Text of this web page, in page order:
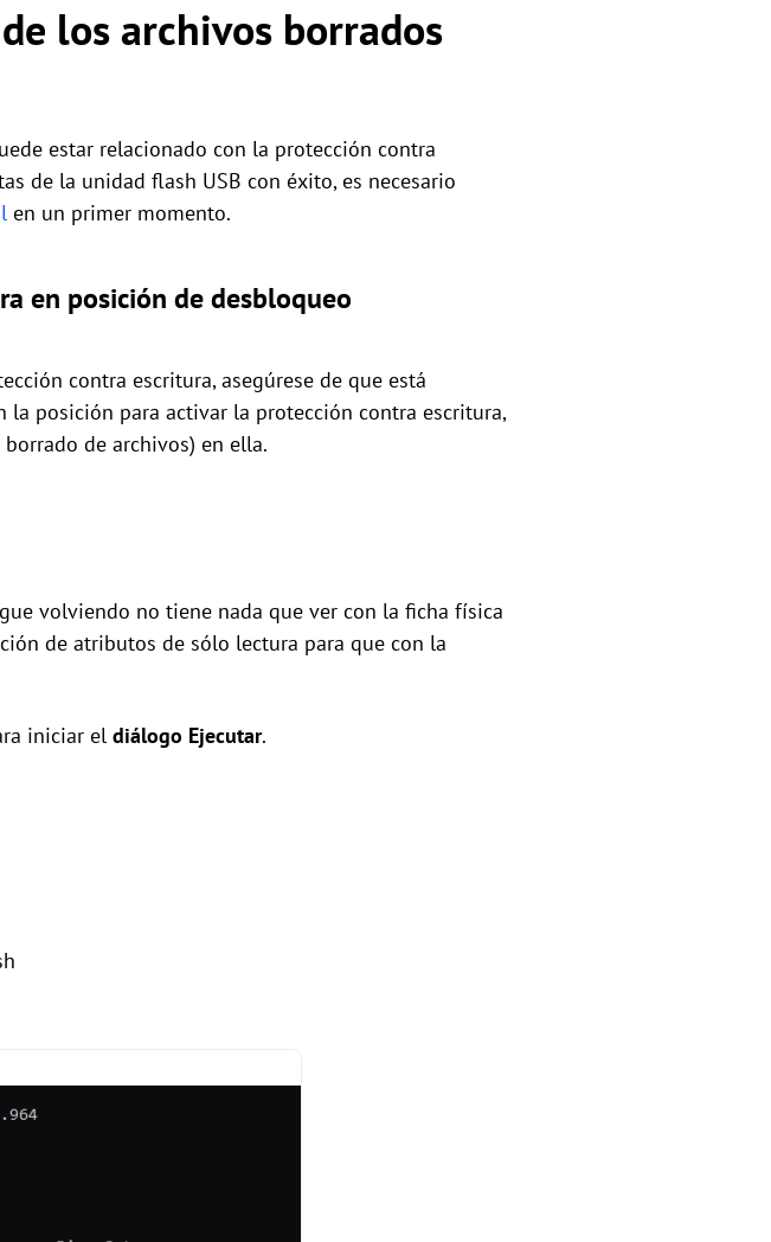
los archivos borrados
estar relacionado con la protección contra
de la unidad flash USB con éxito, es necesario
en un primer momento.
en posición de desbloqueo
contra escritura, asegúrese de que está
posición para activar la protección contra escritura,
de archivos) en ella.
volviendo no tiene nada que ver con la ficha física
de atributos de sólo lectura para que con la
iniciar el diálogo Ejecutar.